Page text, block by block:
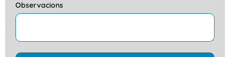
Observacions